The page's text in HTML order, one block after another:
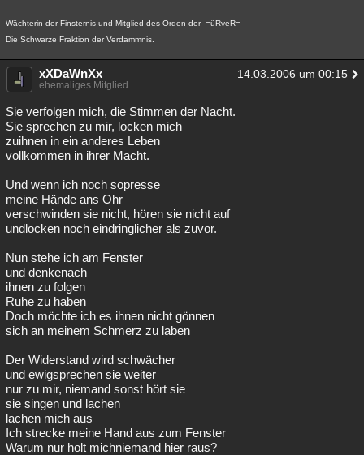
Wächterin der Finsternis und Mitglied des Orden der -=üRveR=-
Die Schwarze Fraktion der Verdammnis.
xXDaWnXx 14.03.2006 um 00:15
ehemaliges Mitglied
Sie verfolgen mich, die Stimmen der Nacht.
Sie sprechen zu mir, locken mich
zuihnen in ein anderes Leben
vollkommen in ihrer Macht.
Und wenn ich noch sopresse
meine Hände ans Ohr
verschwinden sie nicht, hören sie nicht auf
undlocken noch eindringlicher als zuvor.
Nun stehe ich am Fenster
und denkenach
ihnen zu folgen
Ruhe zu haben
Doch möchte ich es ihnen nicht gönnen
sich an meinem Schmerz zu laben
Der Widerstand wird schwächer
und ewigsprechen sie weiter
nur zu mir, niemand sonst hört sie
sie singen und lachen
lachen mich aus
Ich strecke meine Hand aus zum Fenster
Warum nur holt michniemand hier raus?